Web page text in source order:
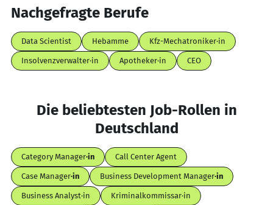
Nachgefragte Berufe
Data Scientist Hebamme Kfz-Mechatroniker·in
Insolvenzverwalter·in Apotheker·in CEO
Die beliebtesten Job-Rollen in
Deutschland
Category Manager·in Call Center Agent
Case Manager·in Business Development Manager·in
Business Analyst·in Kriminalkommissar·in